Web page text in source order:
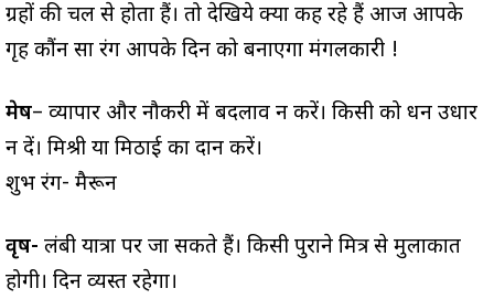
ग्रहों की चल से होता हैं। तो देखिये क्या कह रहे हैं आज आपके
गृह कौंन सा रंग आपके दिन को बनाएगा मंगलकारी !
मेष– व्यापार और नौकरी में बदलाव न करें। किसी को धन उधार
न दें। मिश्री या मिठाई का दान करें।
शुभ रंग- मैरून
वृष- लंबी यात्रा पर जा सकते हैं। किसी पुराने मित्र से मुलाकात
होगी। दिन व्यस्त रहेगा।